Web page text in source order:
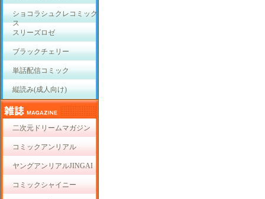
ショコラシュクレコミック
ス
スリーズロゼ
ブラックチェリー
単話配信コミック
縦読み(成人向け)
二次元ドリームマガジン
コミックアンリアル
ヤングアンリアルJINGAI
コミックシャイニー